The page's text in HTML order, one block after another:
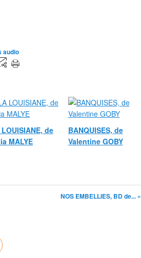
audio
de
MALYE
BANQUISES, de
Valentine GOBY
NOS EMBELLIES, BD de... »